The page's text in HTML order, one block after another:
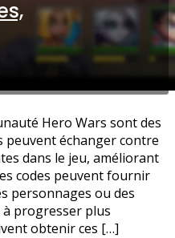
Hero Wars sont des
peuvent échanger contre
dans le jeu, améliorant
codes peuvent fournir
personnages ou des
progresser plus
obtenir ces […]